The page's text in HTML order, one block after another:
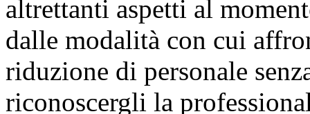
altrettanti aspetti al
dalle modalità con cui
riduzione di personale
riconoscergli la